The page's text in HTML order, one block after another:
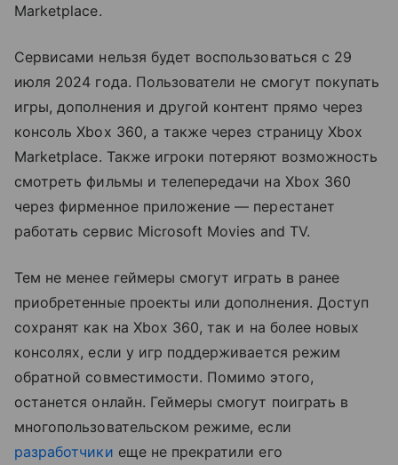
Marketplace.
Сервисами нельзя будет воспользоваться с 29
июля 2024 года. Пользователи не смогут покупать
игры, дополнения и другой контент прямо через
консоль Xbox 360, а также через страницу Xbox
Marketplace. Также игроки потеряют возможность
смотреть фильмы и телепередачи на Xbox 360
через фирменное приложение — перестанет
работать сервис Microsoft Movies and TV.
Тем не менее геймеры смогут играть в ранее
приобретенные проекты или дополнения. Доступ
сохранят как на Xbox 360, так и на более новых
консолях, если у игр поддерживается режим
обратной совместимости. Помимо этого,
останется онлайн. Геймеры смогут поиграть в
многопользовательском режиме, если
разработчики еще не прекратили его